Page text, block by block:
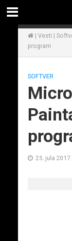
| Vesti |
program
SOFTVER
25. jula 2017.